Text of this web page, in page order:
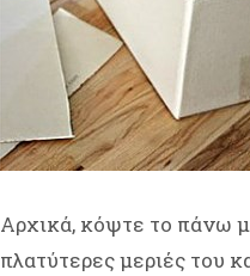
Αρχικά, κόψτε το πάνω
πλατύτερες μεριές του